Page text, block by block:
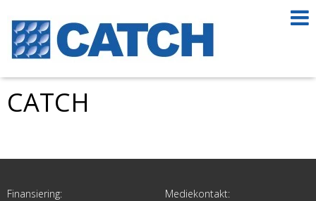
CATCH
Finansiering: Mediekontakt: